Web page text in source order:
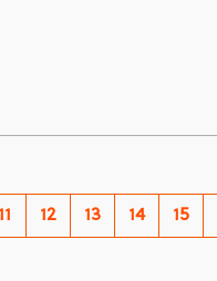
11 12 13 14 15